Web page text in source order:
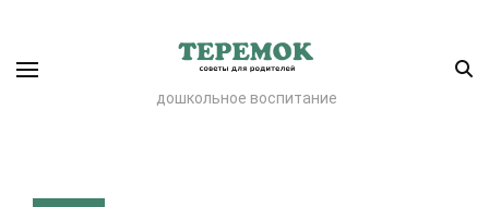
дошкольное воспитание